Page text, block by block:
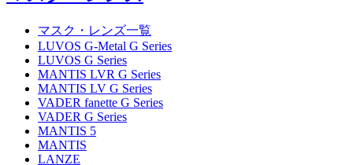
マスク・レンズ一覧
LUVOS G-Metal G Series
LUVOS G Series
MANTIS LVR G Series
MANTIS LV G Series
VADER fanette G Series
VADER G Series
MANTIS 5
MANTIS
LANZE